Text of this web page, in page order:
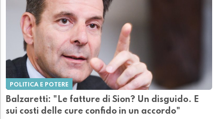
POLITICA E POTERE
Balzaretti: "Le fatture di Sion? Un disguido. E
sui costi delle cure confido in un accordo"